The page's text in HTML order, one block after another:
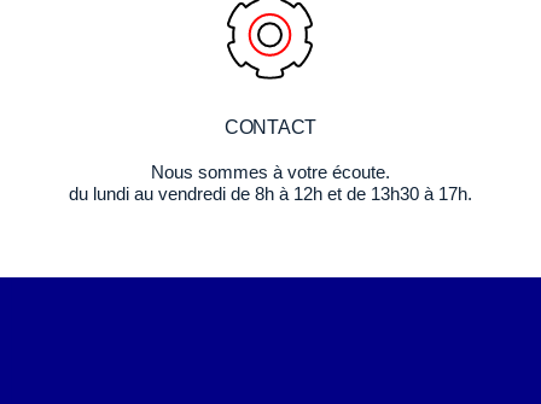
CONTACT
Nous sommes à votre écoute.
du lundi au vendredi de 8h à 12h et de 13h30 à 17h.